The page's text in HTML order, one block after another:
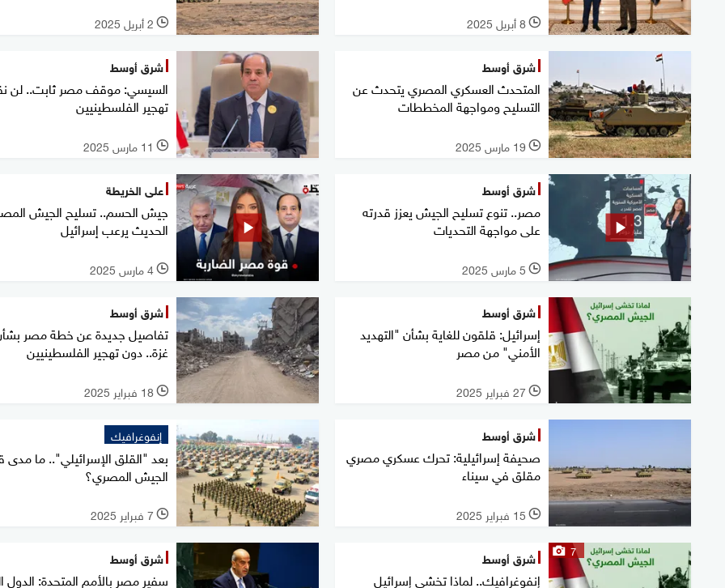
l 8 أبريل 2025 l 2 أبريل 2025
شرق أوسط
المتحدث العسكري المصري يتحدث عن
التسليح ومواجهة المخططات
l 19 مارس 2025
شرق أوسط
السيسي: موقف مصر ثابت.. لن
تهجير الفلسطينيين
l 11 مارس 2025
شرق أوسط
مصر.. تنوع تسليح الجيش يعزز قدرته
على مواجهة التحديات
l 5 مارس 2025
على الخريطة
جيش الحسم.. تسليح الجيش
الحديث يرعب إسرائيل
l 4 مارس 2025
شرق أوسط
إسرائيل: قلقون للغاية بشأن "التهديد
الأمني" من مصر
l 27 فبراير 2025
شرق أوسط
تفاصيل جديدة عن خطة مصر
غزة.. دون تهجير الفلسطينيين
l 18 فبراير 2025
شرق أوسط
صحيفة إسرائيلية: تحرك عسكري مصري
مقلق في سيناء
l 15 فبراير 2025
إنفوغرافيك
بعد "القلق الإسرائيلي".. ما مدى
الجيش المصري؟
l 7 فبراير 2025
7 شرق أوسط
إنفوغرافيك.. لماذا تخشى إسرائيل
شرق أوسط
سفير مصر بالأمم المتحدة: الدول